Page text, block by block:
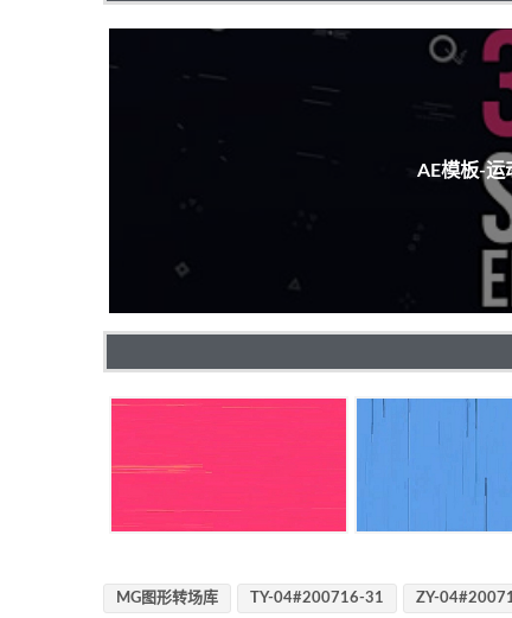
AE模板-运
MG图形转场库 TY-04#200716-31 ZY-